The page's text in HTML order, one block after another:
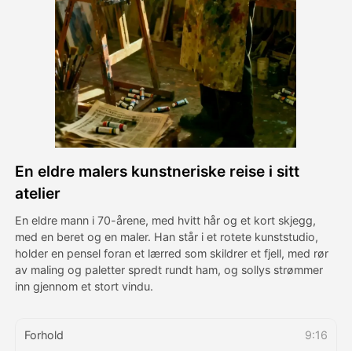
Foto
Andre verktøy
Se alle maler
Galleri
Blogg
En eldre malers kunstneriske reise i sitt
atelier
En eldre mann i 70-årene, med hvitt hår og et kort skjegg,
med en beret og en maler. Han står i et rotete kunststudio,
holder en pensel foran et lærred som skildrer et fjell, med rør
av maling og paletter spredt rundt ham, og sollys strømmer
inn gjennom et stort vindu.
Forhold
9:16